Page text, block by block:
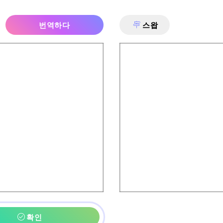
번역하다
확인
스왑